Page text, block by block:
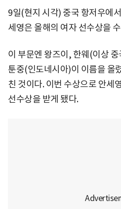
9일(현지 시각) 중국 항저우에
세영은 올해의 여자 선수상을
이 부문엔 왕즈이, 한웨(이상
툰중(인도네시아)이 이름을 올
친 것이다. 이번 수상으로 안세
선수상을 받게 됐다.